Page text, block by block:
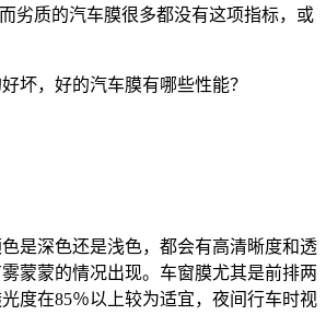
劣质的汽车膜很多都没有这项指标，或
是深色还是浅色，都会有高清晰度和透
蒙蒙的情况出现。车窗膜尤其是前排两
度在85％以上较为适宜，夜间行车时视